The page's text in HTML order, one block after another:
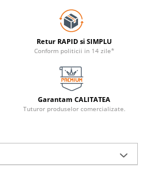
Retur RAPID si SIMPLU
Conform politicii in 14 zile*
Garantam CALITATEA
Tuturor produselor comercializate.